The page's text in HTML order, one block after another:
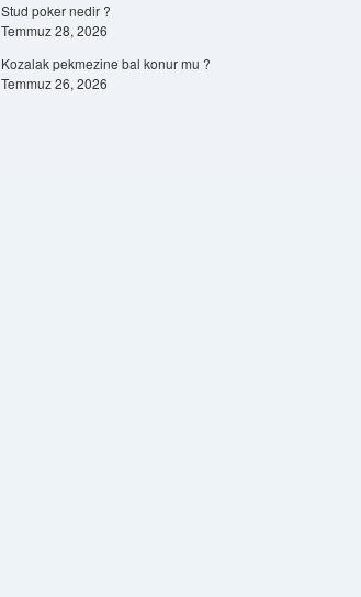
Stud poker nedir ?
Temmuz 28, 2026
Kozalak pekmezine bal konur mu ?
Temmuz 26, 2026